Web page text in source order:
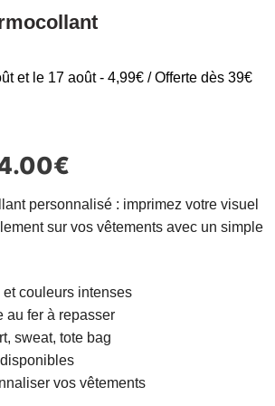
et le 17 août - 4,99€ / Offerte dès 39€
€
personnalisé : imprimez votre visuel
sur vos vêtements avec un simple
couleurs intenses
au fer à repasser
sweat, tote bag
vos vêtements